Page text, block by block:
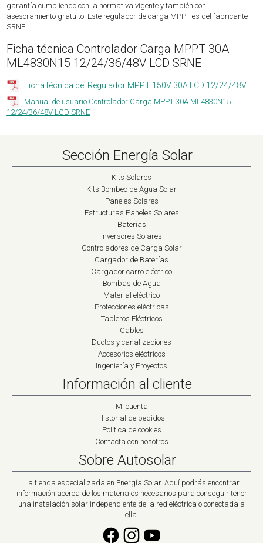
garantía cumpliendo con la normativa vigente y también con
asesoramiento gratuito. Este regulador de carga MPPT es del fabricante
SRNE.
Ficha técnica Controlador Carga MPPT 30A
ML4830N15 12/24/36/48V LCD SRNE
Ficha técnica del Regulador MPPT 150V 30A LCD 12/24/48V
Manual de usuario Controlador Carga MPPT 30A ML4830N15
12/24/36/48V LCD SRNE
Sección Energía Solar
Kits Solares
Kits Bombeo de Agua Solar
Paneles Solares
Estructuras Paneles Solares
Baterías
Inversores Solares
Controladores de Carga Solar
Cargador de Baterías
Cargador carro eléctrico
Bombas de Agua
Material eléctrico
Protecciones eléctricas
Tableros Eléctricos
Cables
Ductos y canalizaciones
Accesorios eléctricos
Ingeniería y Proyectos
Información al cliente
Mi cuenta
Historial de pedidos
Política de cookies
Contacta con nosotros
Sobre Autosolar
La tienda especializada en Energía Solar. Aquí podrás encontrar
información acerca de los materiales necesarios para conseguir tener
una instalación solar independiente de la red eléctrica o conectada a
ella.